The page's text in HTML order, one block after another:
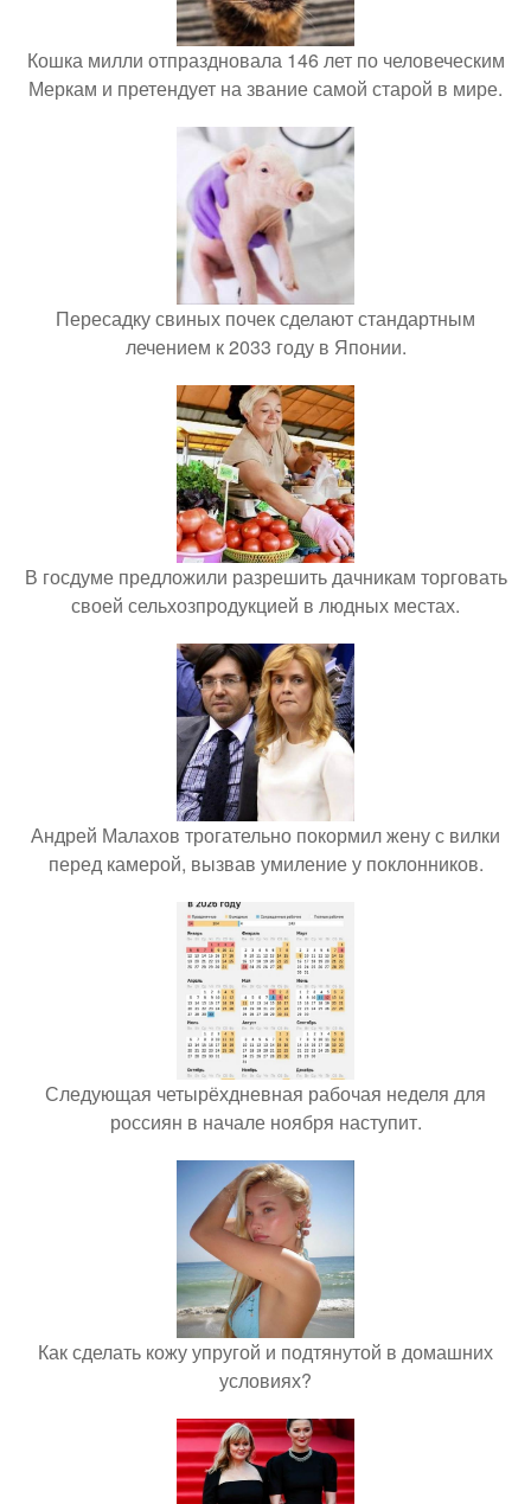
Кошка милли отпраздновала 146 лет по человеческим
Меркам и претендует на звание самой старой в мире.
Пересадку свиных почек сделают стандартным
лечением к 2033 году в Японии.
В госдуме предложили разрешить дачникам торговать
своей сельхозпродукцией в людных местах.
Андрей Малахов трогательно покормил жену с вилки
перед камерой, вызвав умиление у поклонников.
Следующая четырёхдневная рабочая неделя для
россиян в начале ноября наступит.
Как сделать кожу упругой и подтянутой в домашних
условиях?